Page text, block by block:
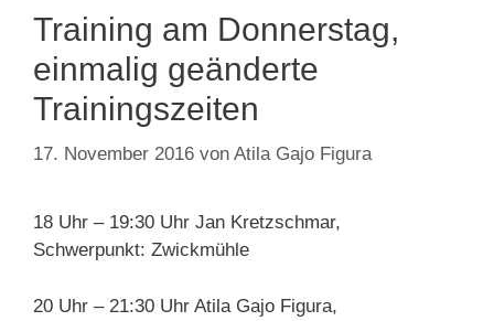
Training am Donnerstag,
einmalig geänderte
Trainingszeiten
17. November 2016 von Atila Gajo Figura
18 Uhr – 19:30 Uhr Jan Kretzschmar,
Schwerpunkt: Zwickmühle
20 Uhr – 21:30 Uhr Atila Gajo Figura,